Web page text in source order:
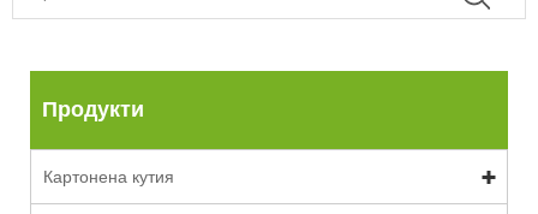
Продукти
Картонена кутия